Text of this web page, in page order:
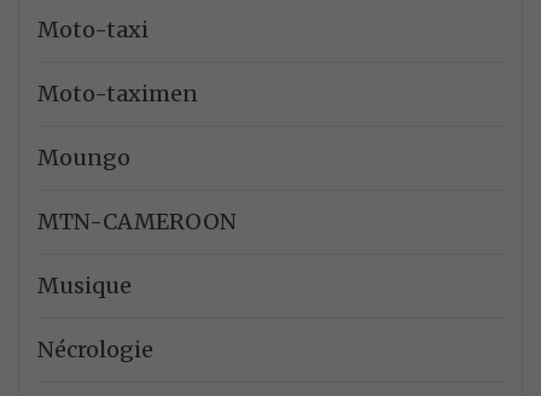
Moto-taxi
Moto-taximen
Moungo
MTN-CAMEROON
Musique
Nécrologie